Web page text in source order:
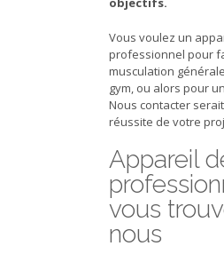
Vous voulez un
professionnel pour
musculation
gym, ou alors pour
Nous contacter
réussite de votre
Appareil
vous
nous